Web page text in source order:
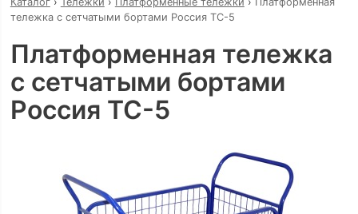
тележка с сетчатыми бортами Россия ТС-5
Платформенная тележка
с сетчатыми бортами
Россия ТС-5